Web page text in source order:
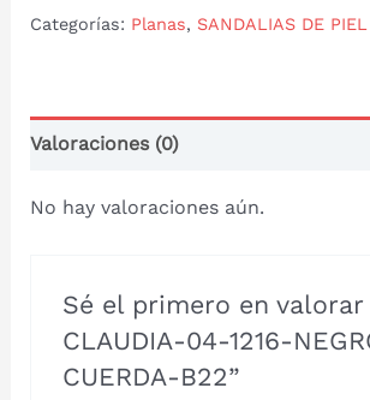
Categorías: Planas, SANDALIAS DE PIEL
Valoraciones (0)
No hay valoraciones aún.
Sé el primero en valorar
CLAUDIA-04-1216-
CUERDA-B22”